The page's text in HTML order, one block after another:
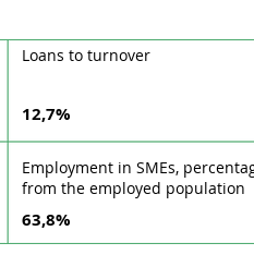
12,7%
Loans to turnover
Employment in SMEs,
from the employed population
63,8%